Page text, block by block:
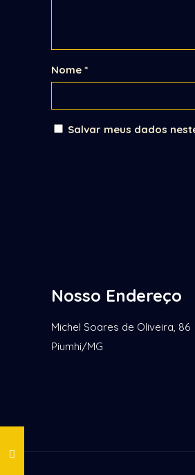
Nome*
Salvar meus dados
Nosso Endereço
Michel Soares de Oliveira, 86
Piumhi/MG